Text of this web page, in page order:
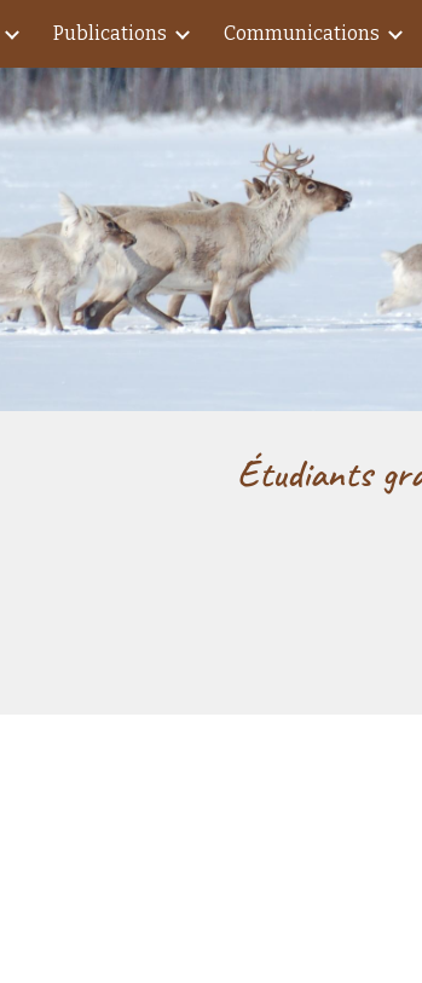
Skip to main content
Publications Communications
Étudiants